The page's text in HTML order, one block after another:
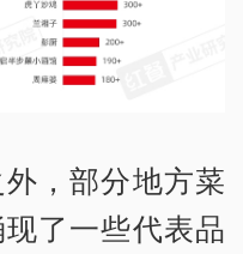
，部分地方菜
了一些代表品